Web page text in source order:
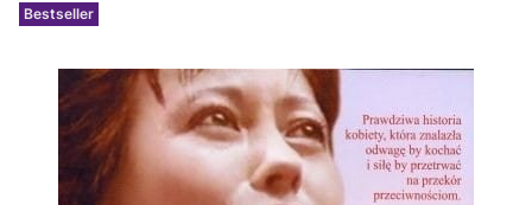
Etykiety
Bestseller